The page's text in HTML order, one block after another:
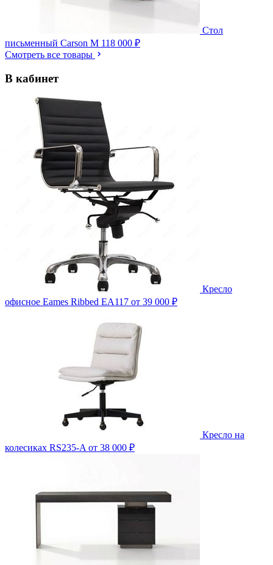
Стол
письменный Carson M 118 000 ₽
Смотреть все товары
В кабинет
Кресло
офисное Eames Ribbed EA117 от 39 000 ₽
Кресло на
колесиках RS235-A от 38 000 ₽